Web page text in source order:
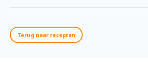
Terug naar recepten